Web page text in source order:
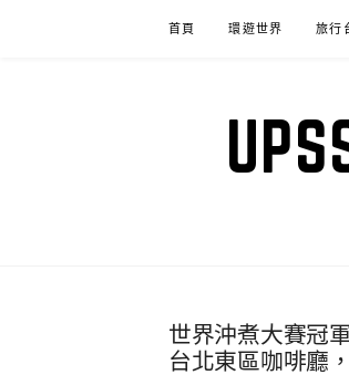
首頁 環遊世界 旅行
世界沖煮大賽冠
台北東區咖啡廳